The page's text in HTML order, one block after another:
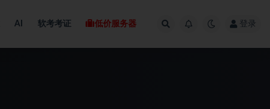
AI 软考考证 低价服务器 登录